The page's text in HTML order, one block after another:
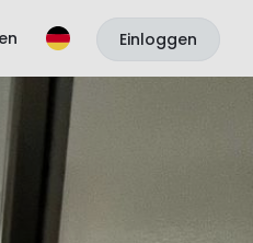
Einloggen